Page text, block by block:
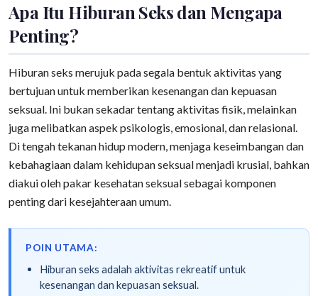
Apa Itu Hiburan Seks dan Mengapa
Penting?
Hiburan seks merujuk pada segala bentuk aktivitas yang
bertujuan untuk memberikan kesenangan dan kepuasan
seksual. Ini bukan sekadar tentang aktivitas fisik, melainkan
juga melibatkan aspek psikologis, emosional, dan relasional.
Di tengah tekanan hidup modern, menjaga keseimbangan dan
kebahagiaan dalam kehidupan seksual menjadi krusial, bahkan
diakui oleh pakar kesehatan seksual sebagai komponen
penting dari kesejahteraan umum.
POIN UTAMA:
Hiburan seks adalah aktivitas rekreatif untuk
kesenangan dan kepuasan seksual.